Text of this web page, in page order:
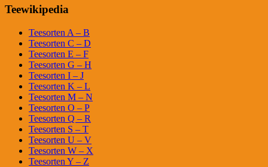
Teewikipedia
Teesorten A – B
Teesorten C – D
Teesorten E – F
Teesorten G – H
Teesorten I – J
Teesorten K – L
Teesorten M – N
Teesorten O – P
Teesorten Q – R
Teesorten S – T
Teesorten U – V
Teesorten W – X
Teesorten Y – Z